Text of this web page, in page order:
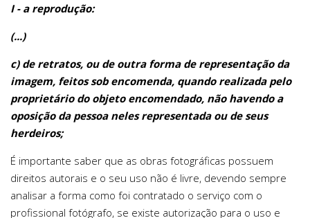
I - a reprodução:
(...)
c) de retratos, ou de outra forma de representação da
imagem, feitos sob encomenda, quando realizada pelo
proprietário do objeto encomendado, não havendo a
oposição da pessoa neles representada ou de seus
herdeiros;
É importante saber que as obras fotográficas possuem
direitos autorais e o seu uso não é livre, devendo sempre
analisar a forma como foi contratado o serviço com o
profissional fotógrafo, se existe autorização para o uso e